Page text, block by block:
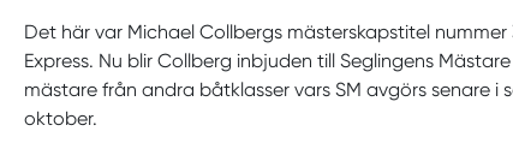
Det här var Michael Collbergs mästerskapstitel
Express. Nu blir Collberg inbjuden till Seglingens
mästare från andra båtklasser vars SM avgörs senare
oktober.